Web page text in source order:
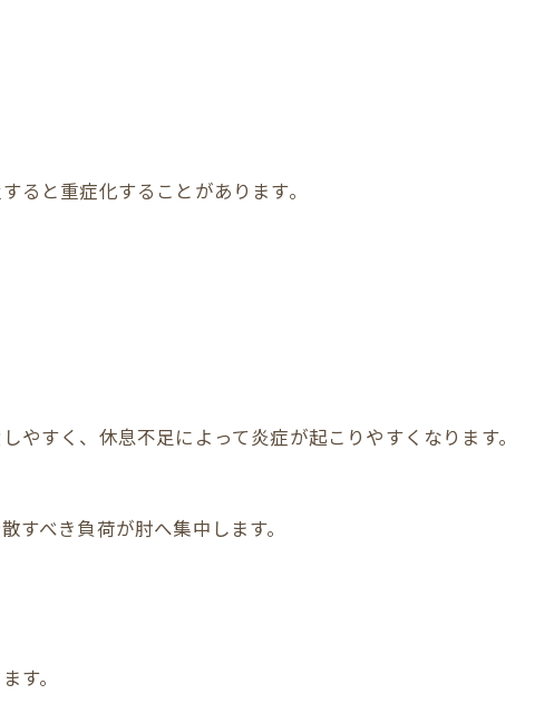
ると重症化することがあります。
やすく、休息不足によって炎症が起こりやすくなります。
すべき負荷が肘へ集中します。
す。